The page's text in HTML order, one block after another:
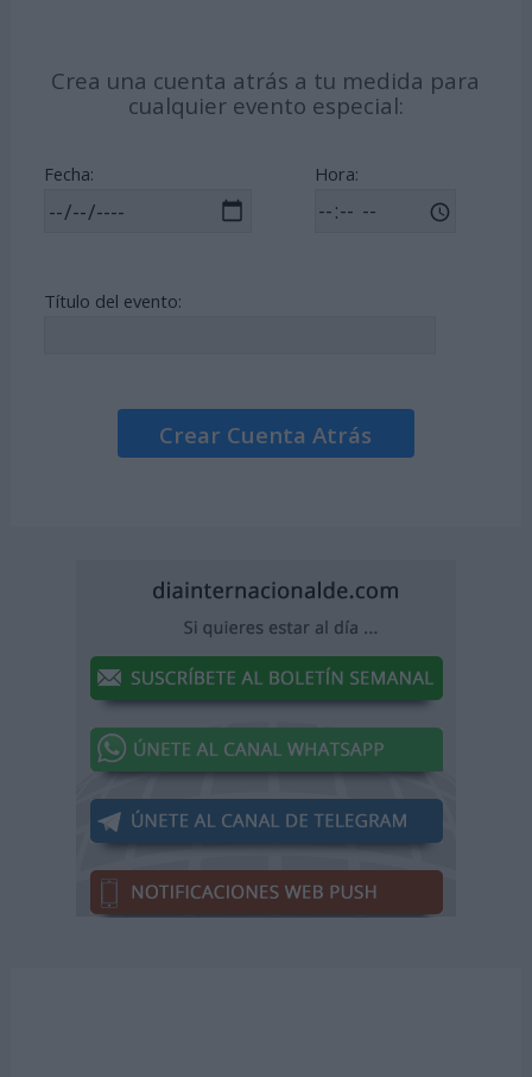
Crea una cuenta atrás a tu medida para
cualquier evento especial:
Fecha: Hora:
Título del evento:
Crear Cuenta Atrás